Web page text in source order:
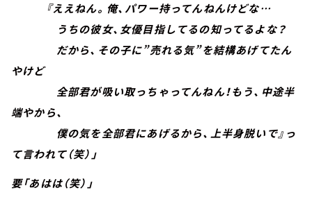
『ええねん。俺、パワー持ってんねんけどな…
うちの彼女、女優目指してるの知ってるよな？
だから、その子に”売れる気”を結構あげてたん
やけど
全部君が吸い取っちゃってんねん！もう、中途半
端やから、
僕の気を全部君にあげるから、上半身脱いで』っ
て言われて（笑）」
要「あはは（笑）」